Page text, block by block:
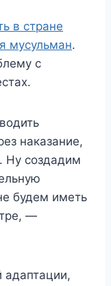
в стране
мусульман.
с
наказание,
Ну создадим
будем иметь
—
адаптации,